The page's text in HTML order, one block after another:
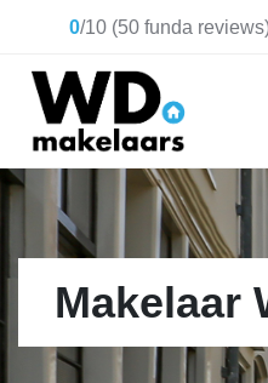
0/10 (50 funda
Makelaar